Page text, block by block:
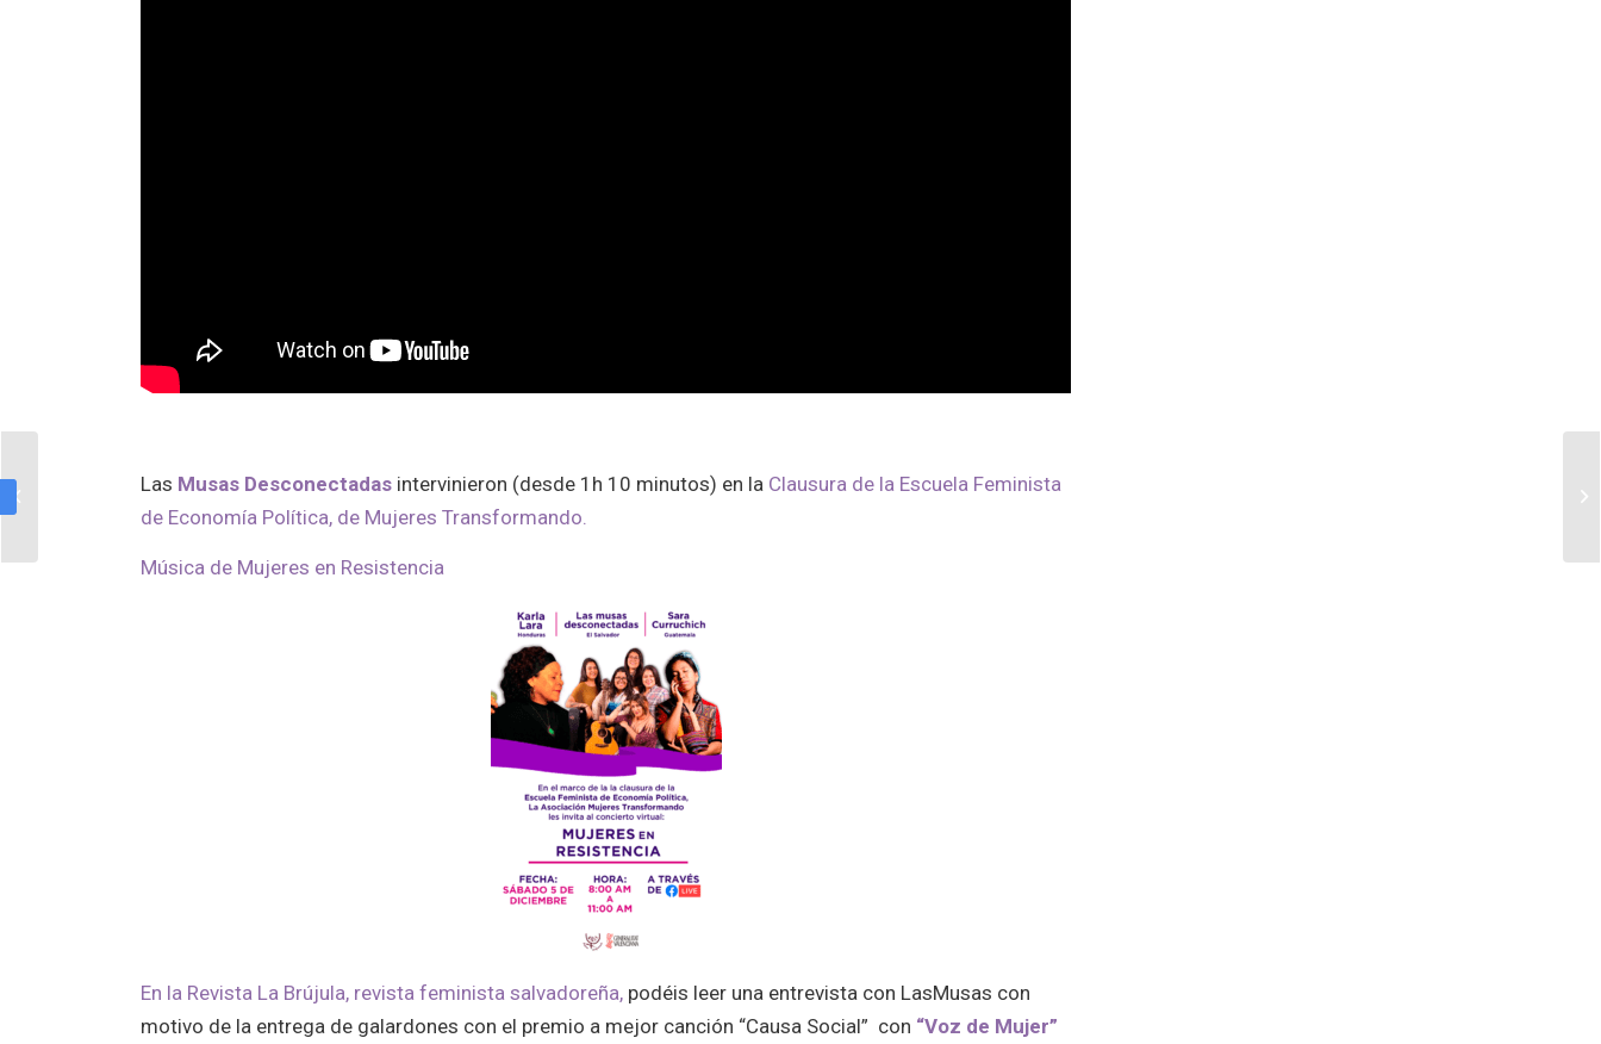
Las Musas Desconectadas intervinieron (desde 1h 10 minutos) en la Clausura de la Escuela Feminista
de Economía Política, de Mujeres Transformando.
Música de Mujeres en Resistencia
En la Revista La Brújula, revista feminista salvadoreña, podéis leer una entrevista con LasMusas con
motivo de la entrega de galardones con el premio a mejor canción “Causa Social” con “Voz de Mujer”